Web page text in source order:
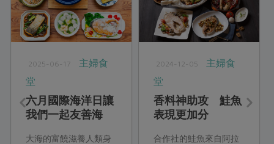
2025-06-17
主婦食
堂
六月國際海洋日讓
我們一起友善海
大海的富饒滋養人類身
2024-12-05
主婦食
堂
香料神助攻 鮭魚
表現更加分
合作社的鮭魚來自阿拉